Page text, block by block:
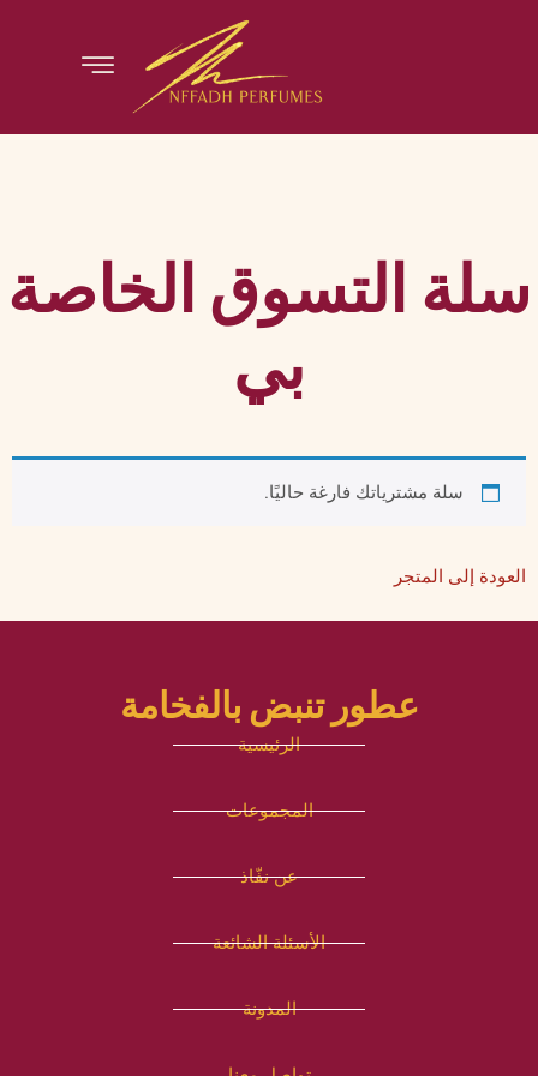
سلة التسوق الخاصة
بي
سلة مشترياتك فارغة حاليًا.
العودة إلى المتجر
عطور تنبض بالفخامة
الرئيسية
المجموعات
عن نفّاذ
الأسئلة الشائعة
المدونة